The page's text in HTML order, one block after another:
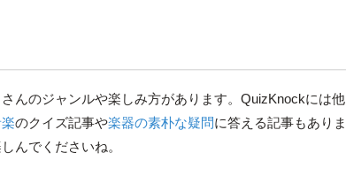
んのジャンルや楽しみ方があります。QuizKnockには他
のクイズ記事や楽器の素朴な疑問に答える記事もありま
んでくださいね。